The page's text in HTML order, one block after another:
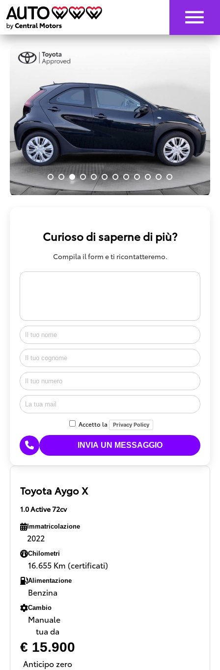
Curioso di saperne di più?
Compila il form e ti ricontatteremo.
Accetto la Privacy Policy
Toyota Aygo X
1.0 Active 72cv
Immatricolazione
2022
Chilometri
16.655 Km (certificati)
Alimentazione
Benzina
Cambio
Manuale
tua da
€ 15.900
Anticipo zero